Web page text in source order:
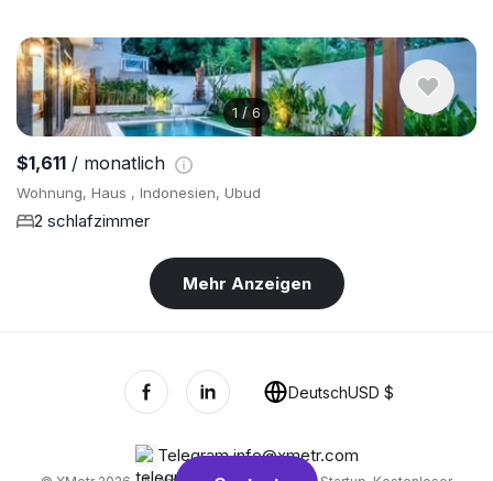
1 /6
$1,611 / monatlich
Wohnung, Haus , Indonesien, Ubud
2 schlafzimmer
Mehr Anzeigen
Telegram,info@xmetr.com
DeutschUSD $